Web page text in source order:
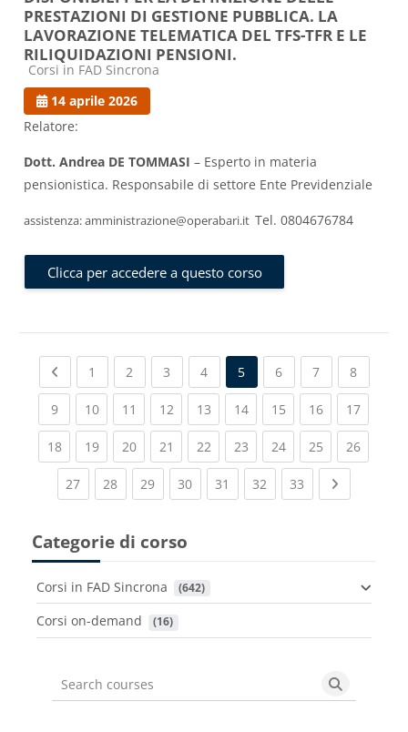
PRESTAZIONI DI GESTIONE PUBBLICA. LA
LAVORAZIONE TELEMATICA DEL TFS-TFR E LE
RILIQUIDAZIONI PENSIONI.
Categoria di corsi
Corsi in FAD Sincrona
14 aprile 2026
Relatore:
Dott. Andrea DE TOMMASI – Esperto in materia
pensionistica. Responsabile di settore Ente Previdenziale
assistenza: amministrazione@operabari.it Tel. 0804676784
Clicca per accedere a questo corso
Previous page
1 (current)
2 (current)
3 (current)
4(current)
5 6(current)
7(current)
8(current)
9(current)
10(current)
11 (current)
12(current)
13(current)
14(current)
15(current)
16(current)
17
18(current)
19(current)
20(current)
21 (current)
22(current)
23(current)
24(current)
25(current)
26
27(current)
28(current)
29(current)
30(current)
31 (current)
32 (current)
33 (current)Next page
Categorie di corso
Corsi in FAD Sincrona (642)
Corsi on-demand (16)
Search courses Search